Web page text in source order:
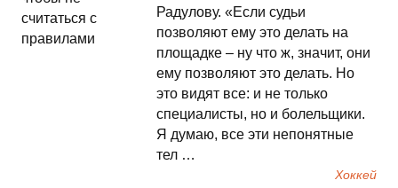
Радулову. «Если судьи
позволяют ему это делать на
площадке – ну что ж, значит, они
ему позволяют это делать. Но
это видят все: и не только
специалисты, но и болельщики.
Я думаю, все эти непонятные
тел …
Хоккей